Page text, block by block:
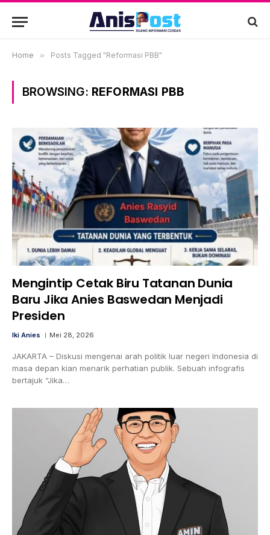
Home » Posts Tagged "Reformasi PBB"
BROWSING: REFORMASI PBB
Mengintip Cetak Biru Tatanan Dunia
Baru Jika Anies Baswedan Menjadi
Presiden
Iki Anies Mei 28, 2026
JAKARTA – Diskusi mengenai arah politik luar negeri Indonesia di
masa depan kian menarik perhatian publik. Sebuah infografis
bertajuk “Jika…